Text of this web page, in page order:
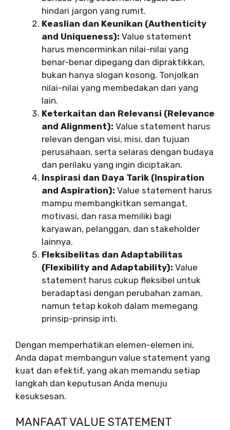
hindari jargon yang rumit.
Keaslian dan Keunikan (Authenticity
and Uniqueness): Value statement
harus mencerminkan nilai-nilai yang
benar-benar dipegang dan dipraktikkan,
bukan hanya slogan kosong. Tonjolkan
nilai-nilai yang membedakan dari yang
lain.
Keterkaitan dan Relevansi (Relevance
and Alignment): Value statement harus
relevan dengan visi, misi, dan tujuan
perusahaan, serta selaras dengan budaya
dan perilaku yang ingin diciptakan.
Inspirasi dan Daya Tarik (Inspiration
and Aspiration): Value statement harus
mampu membangkitkan semangat,
motivasi, dan rasa memiliki bagi
karyawan, pelanggan, dan stakeholder
lainnya.
Fleksibelitas dan Adaptabilitas
(Flexibility and Adaptability): Value
statement harus cukup fleksibel untuk
beradaptasi dengan perubahan zaman,
namun tetap kokoh dalam memegang
prinsip-prinsip inti.
Dengan memperhatikan elemen-elemen ini,
Anda dapat membangun value statement yang
kuat dan efektif, yang akan memandu setiap
langkah dan keputusan Anda menuju
kesuksesan.
MANFAAT VALUE STATEMENT